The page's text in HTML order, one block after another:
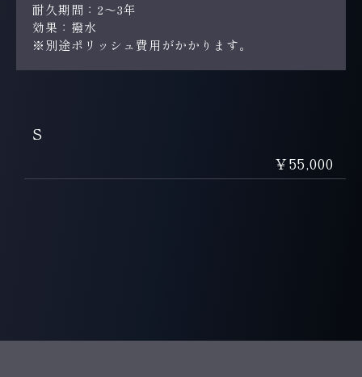
耐久期間：2～3年
効果：撥水
※別途ポリッシュ費用がかかります。
S
￥55,000